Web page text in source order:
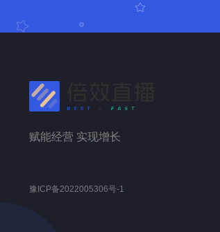
赋能经营 实现增长
豫ICP备2022005306号-1